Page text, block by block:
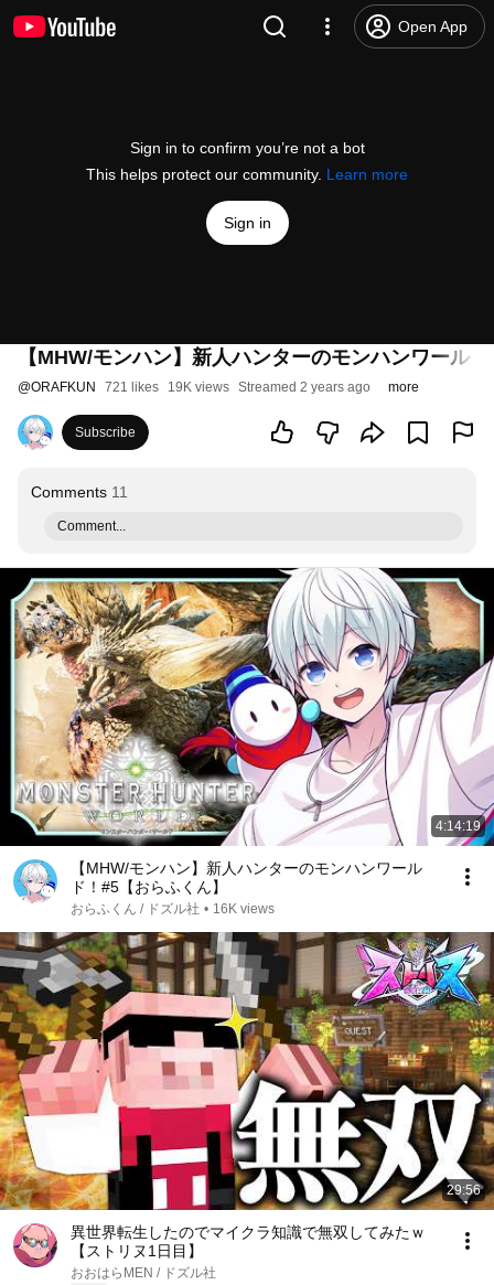
Open App
Sign in to confirm you’re not a bot
This helps protect our community. Learn more
Sign in
【MHW/モンハン】新人ハンターのモンハンワール
@ORAFKUN 721 likes 19K views Streamed 2 years ago more
Subscribe
Comments 11
Comment...
4:14:19
【MHW/モンハン】新人ハンターのモンハンワール
ド！#5【おらふくん】
おらふくん / ドズル社 • 16K views
29:56
異世界転生したのでマイクラ知識で無双してみたｗ
【ストリヌ1日目】
おおはらMEN / ドズル社